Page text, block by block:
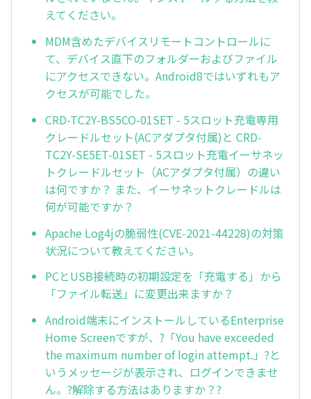
えてください。
MDM含めたデバイスリモートコントロールに
て、デバイス直下のフォルダーおよびファイル
にアクセスできない。Android8ではいずれもア
クセスが可能でした。
CRD-TC2Y-BS5CO-01SET - 5スロット充電専用
クレードルセット(ACアダプタ付属)と CRD-
TC2Y-SE5ET-01SET - 5スロット充電イーサネッ
トクレードルセット（ACアダプタ付属）の違い
は何ですか？ また、イーサネットクレードルは
何が可能ですか？
Apache Log4jの脆弱性(CVE-2021-44228)の対策
状況について教えてください。
PCとUSB接続時の初期設定を「充電する」から
「ファイル転送」に変更出来ますか？
Android端末にインストールしているEnterprise
Home Screenですが、?「You have exceeded
the maximum number of login attempt.」?と
いうメッセージが表示され、ログインできませ
ん。?解除する方法はありますか？?